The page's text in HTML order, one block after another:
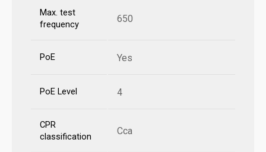
Max. test
frequency
650
PoE Yes
PoE Level 4
CPR
classification
Cca